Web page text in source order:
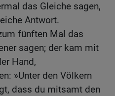
das Gleiche sagen,
Antwort.
fünften Mal das
sagen; der kam mit
Hand,
»Unter den Völkern
dass du mitsamt den